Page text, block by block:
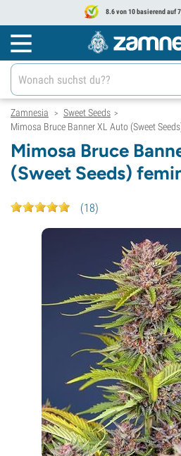
8.6 von 10 basierend auf
Zamnesia > Sweet Seeds >
Mimosa Bruce Banner XL Auto (Sweet
Mimosa Bruce
(Sweet Seeds)
(18)